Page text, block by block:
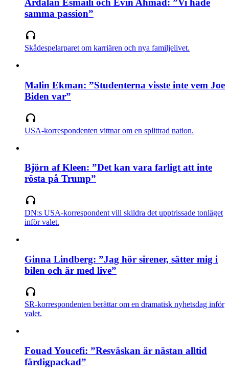
Ardalan Esmaili och Evin Ahmad: ”Vi hade
samma passion”
Skådespelarparet om karriären och nya familjelivet.
Malin Ekman: ”Studenterna visste inte vem Joe
Biden var”
USA-korrespondenten vittnar om en splittrad nation.
Björn af Kleen: ”Det kan vara farligt att inte
rösta på Trump”
DN:s USA-korrespondent vill skildra det upptrissade tonläget
inför valet.
Ginna Lindberg: ”Jag hör sirener, sätter mig i
bilen och är med live”
SR-korrespondenten berättar om en dramatisk nyhetsdag inför
valet.
Fouad Youcefi: ”Resväskan är nästan alltid
färdigpackad”